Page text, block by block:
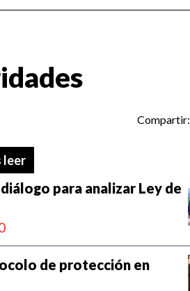
Compartir:
leer
para analizar Ley de
de protección en